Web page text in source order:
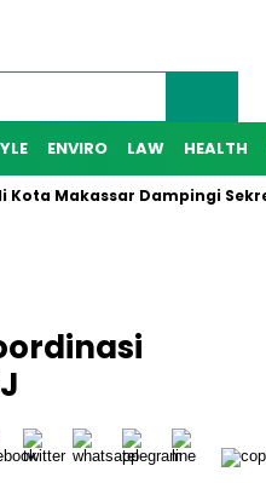
ENVIRO LAW HEALTH
Makassar Dampingi